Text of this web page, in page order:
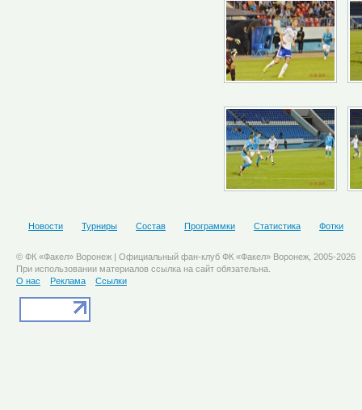
Новости Турниры Состав Программки Статистика Фотки
© ФК «Факел» Воронеж | Официальный фан-клуб ФК «Факел» Воронеж, 2005-2026
При использовании материалов ссылка на сайт обязательна.
О нас
Реклама Ссылки